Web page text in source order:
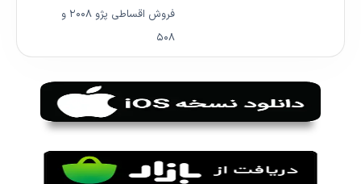
فروش اقساطی پژو ۲۰۰۸ و
۵۰۸